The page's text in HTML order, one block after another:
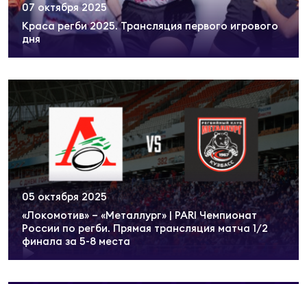
по
Краса регби 2025. Трансляция первого игрового
дня
07 октября 2025
«Локомотив» – «Металлург» | PARI Чемпионат
России по регби. Прямая трансляция матча 1/2
финала за 5-8 места
05 октября 2025